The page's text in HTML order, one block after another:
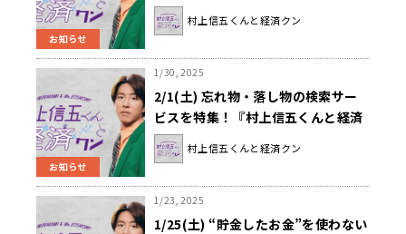
お知らせ
ン」プレゼント】第4弾決定！
村上信五くんと経済クン
お知らせ
1/30, 2025
2/1(土) 忘れ物・落し物の検索サー
ビスを特集！『村上信五くんと経済
クン』
村上信五くんと経済クン
1/23, 2025
1/25(土) “貯金したお金”を使わない